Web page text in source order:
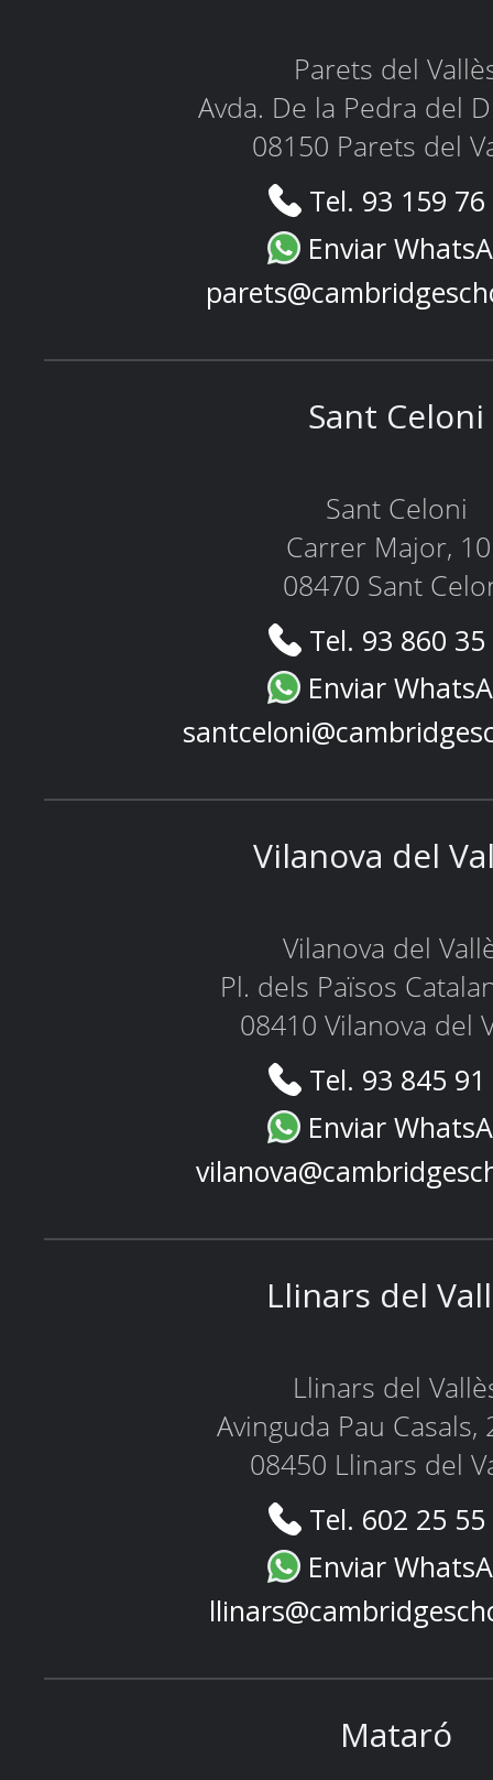
Parets del
Avda. De la Pedra del
08150 Parets del
Tel. 93 159
Enviar
Sant Celoni
Sant Celoni
Carrer Major,
08470 Sant
Tel. 93 860
Enviar
Vilanova del
Vilanova del
Pl. dels Països
08410 Vilanova del
Tel. 93 845
Enviar
Llinars del
Llinars del
Avinguda Pau Casals,
08450 Llinars del
Tel. 602 25
Enviar
Mataró